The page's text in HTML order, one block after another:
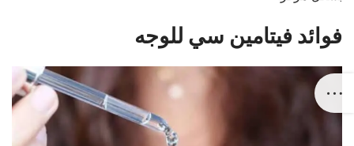
فوائد فيتامين سي للوجه